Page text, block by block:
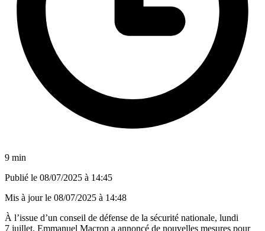
9 min
Publié le 08/07/2025 à 14:45
Mis à jour le 08/07/2025 à 14:48
À l’issue d’un conseil de défense de la sécurité nationale, lundi
7 juillet, Emmanuel Macron a annoncé de nouvelles mesures pour